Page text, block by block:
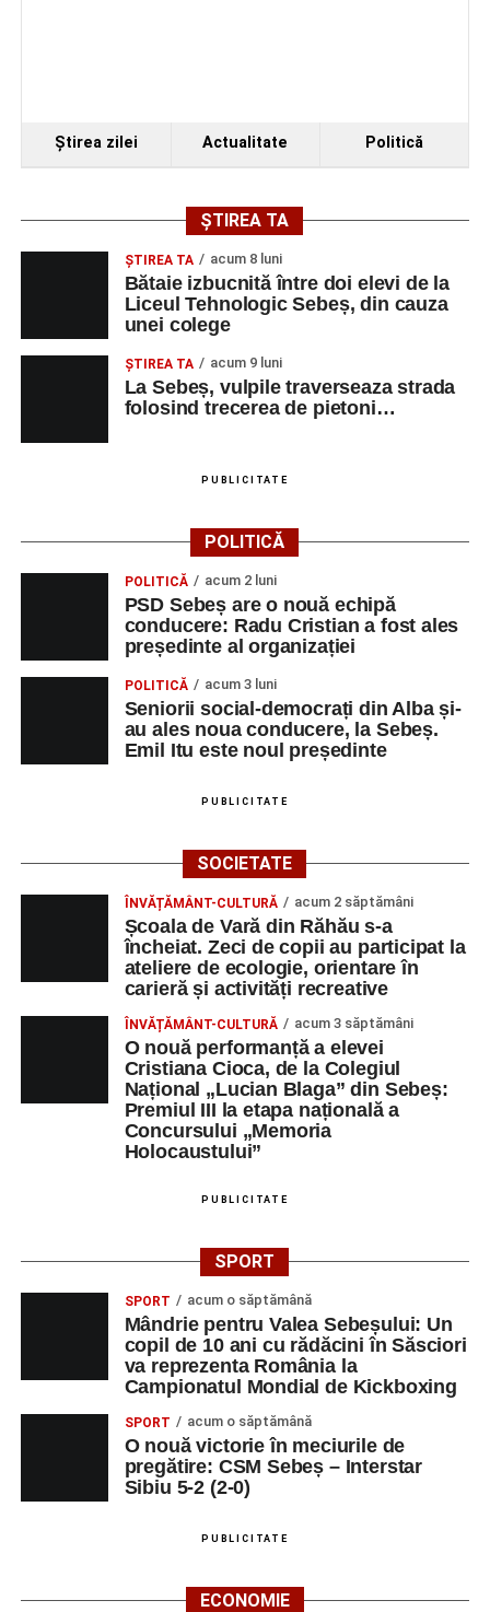
Ştirea zilei Actualitate Politică
ȘTIREA TA
ŞTIREA TA acum 8 luni
Bătaie izbucnită între doi elevi de la
Liceul Tehnologic Sebeș, din cauza
unei colege
ŞTIREA TA acum 9 luni
La Sebeș, vulpile traverseaza strada
folosind trecerea de pietoni…
PUBLICITATE
POLITICĂ
POLITICĂ acum 2 luni
PSD Sebeș are o nouă echipă
conducere: Radu Cristian a fost ales
președinte al organizației
POLITICĂ acum 3 luni
Seniorii social-democrați din Alba și-
au ales noua conducere, la Sebeș.
Emil Itu este noul președinte
PUBLICITATE
SOCIETATE
ÎNVĂȚĂMÂNT-CULTURĂ acum 2 săptămâni
Școala de Vară din Răhău s-a
încheiat. Zeci de copii au participat la
ateliere de ecologie, orientare în
carieră și activități recreative
ÎNVĂȚĂMÂNT-CULTURĂ acum 3 săptămâni
O nouă performanță a elevei
Cristiana Cioca, de la Colegiul
Național „Lucian Blaga” din Sebeș:
Premiul III la etapa națională a
Concursului „Memoria
Holocaustului”
PUBLICITATE
SPORT
SPORT acum o săptămână
Mândrie pentru Valea Sebeșului: Un
copil de 10 ani cu rădăcini în Săsciori
va reprezenta România la
Campionatul Mondial de Kickboxing
SPORT acum o săptămână
O nouă victorie în meciurile de
pregătire: CSM Sebeș – Interstar
Sibiu 5-2 (2-0)
PUBLICITATE
ECONOMIE